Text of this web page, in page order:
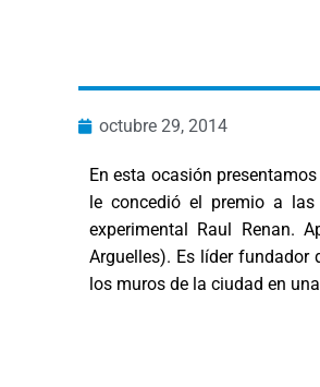
octubre 29, 2014
En esta ocasión
le concedió el premio a
experimental Raul Renan.
Arguelles). Es líder fundador
los muros de la ciudad en